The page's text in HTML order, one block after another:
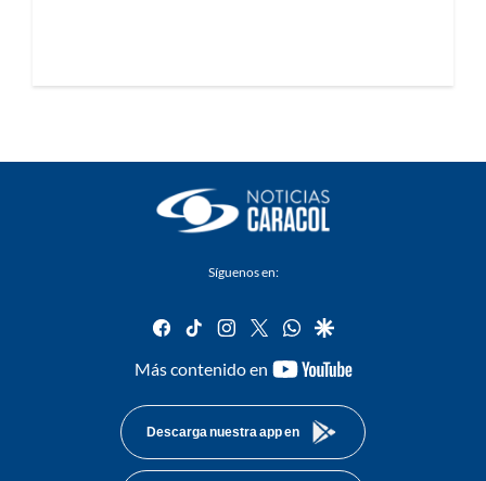
Síguenos en:
facebook
tiktok instagram
twitterwhatsapp
google
Más contenido en
youtube-
Descarga nuestra app en